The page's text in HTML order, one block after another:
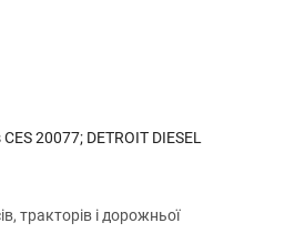
20077; DETROIT DIESEL
тракторів і дорожньої